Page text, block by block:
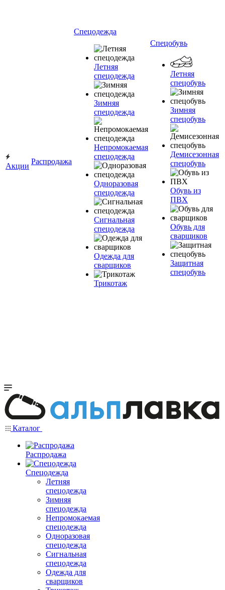
Акции
Распродажа
Спецодежда
Летняя
спецодежда
Зимняя
спецодежда
Непромокаемая
спецодежда
Одноразовая
спецодежда
Сигнальная
спецодежда
Одежда для
сварщиков
Трикотаж
Спецобувь
Летняя
спецобувь
Зимняя
спецобувь
Демисезонная
спецобувь
Обувь из
ПВХ
Обувь для
сварщиков
Защитная
спецобувь
Каталог
Распродажа
Спецодежда
Летняя
спецодежда
Зимняя
спецодежда
Непромокаемая
спецодежда
Одноразовая
спецодежда
Сигнальная
спецодежда
Одежда для
сварщиков